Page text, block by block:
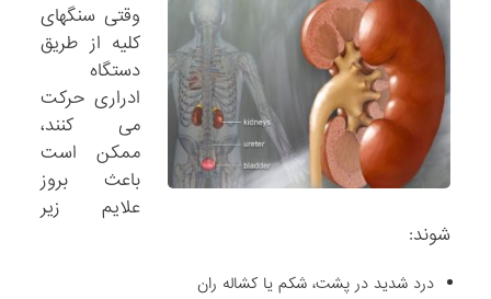
وقتی سنگهای
کلیه از طریق
دستگاه
ادراری حرکت
می کنند،
ممکن است
باعث بروز
علایم زیر
شوند:
درد شدید در پشت، شکم یا کشاله ران